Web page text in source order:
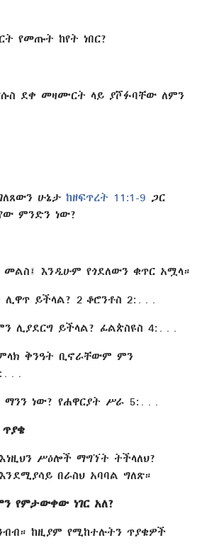
የመጡት ከየት ነበር?
ደቀ መዛሙርት ላይ ያሾፉባቸው ለምን
ሁኔታ ከዘፍጥረት 11:1-9 ጋር
ምንድን ነው?
እንዲሁም የጎደለውን ቁጥር አሟላ።
ይችላል? 2 ቆሮንቶስ 2:․․․
ሊያደርግ ይችላል? ፊልጵስዩስ 4:․․․
ቅንዓት ቢኖራቸውም ምን
ነው? የሐዋርያት ሥራ 5:․․․
ጥያቄ
ሥዕሎች ማግኘት ትችላለህ?
በራስህ አባባል ግለጽ።
የምታውቀው ነገር አለ?
ከዚያም የሚከተሉትን ጥያቄዎች